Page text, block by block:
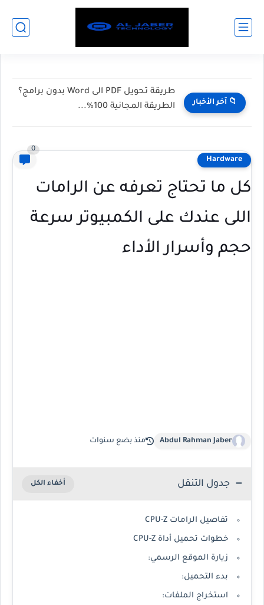
📁 آخر الأخبار
طريقة تحويل PDF الى Word بدون برامج؟
الطريقة المجانية 100%...
Hardware
0
كل ما تحتاج تعرفه عن الرامات
اللى عندك على الكمبيوتر سرعة
حجم وأسرار الأداء
Abdul Rahman Jaber منذ بضع سنوات
جدول التنقل
تفاصيل الرامات CPU-Z
خطوات تحميل أداة CPU-Z
زيارة الموقع الرسمي:
بدء التحميل:
استخراج الملفات: